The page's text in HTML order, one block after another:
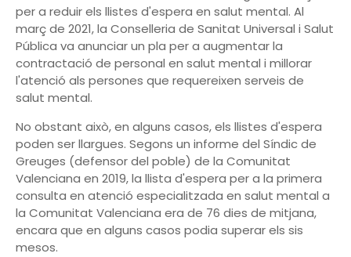
per a reduir els llistes d'espera en salut mental. Al
març de 2021, la Conselleria de Sanitat Universal i Salut
Pública va anunciar un pla per a augmentar la
contractació de personal en salut mental i millorar
l'atenció als persones que requereixen serveis de
salut mental.
No obstant això, en alguns casos, els llistes d'espera
poden ser llargues. Segons un informe del Síndic de
Greuges (defensor del poble) de la Comunitat
Valenciana en 2019, la llista d'espera per a la primera
consulta en atenció especialitzada en salut mental a
la Comunitat Valenciana era de 76 dies de mitjana,
encara que en alguns casos podia superar els sis
mesos.